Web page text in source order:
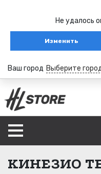
Не удалось
Изменить
Ваш город Выберите
КИНЕЗИО